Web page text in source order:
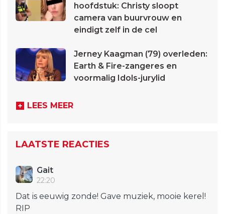
hoofdstuk: Christy sloopt
camera van buurvrouw en
eindigt zelf in de cel
Jerney Kaagman (79) overleden:
Earth & Fire-zangeres en
voormalig Idols-jurylid
LEES MEER
LAATSTE REACTIES
Gait
22:20
Dat is eeuwig zonde! Gave muziek, mooie kerel!
RIP